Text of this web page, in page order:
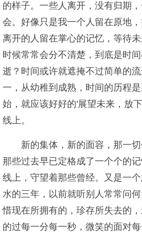
的样子。一些人离开，没有归期
会。好像只是我一个人留在原地
离开的人留在掌心的记忆，等待
时候常常会分不清楚，到底是时
逝？时间或许就遮掩不过简单的
一，从幼稚到成熟，时间的历程
始，就应该好好的'展望未来，放
线上。
新的集体，新的面容，那一
那些过去早已定格成了一个个的
线上，守望着那些曾经。又是一
水的三年，以前就听别人常常问
惜现在所拥有的，珍存所失去的
的过每一分每一秒，微笑的面对